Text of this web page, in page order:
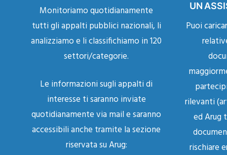
Monitoriamo quotidianamente
tutti gli appalti pubblici nazionali, li
analizziamo e li classifichiamo in 120
settori/categorie.
Le informazioni sugli appalti di
interesse ti saranno inviate
quotidianamente via mail e saranno
accessibili anche tramite la sezione
riservata su Arug:
UN
Puoi
rilevanti
ed Arug
rischiare